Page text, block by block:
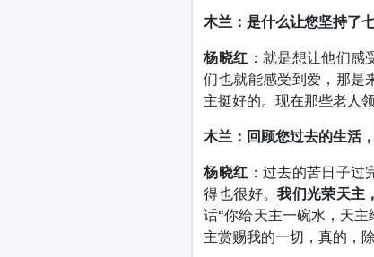
木兰：是什么让您坚持了
杨晓红 ：就是想让他们
们也就能感受到爱，那是
主挺好的。现在那些老人
木兰：回顾您过去的生活
杨晓红 ：过去的苦日子
得也很好。我们光荣天主
话“你给天主一碗水，天
主赏赐我的一切，真的，